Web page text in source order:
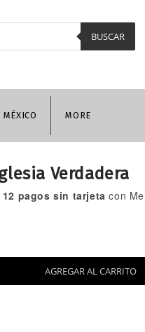
BUSCAR
MÉXICO MORE
Verdadera
12 pagos sin tarjeta con
AGREGAR AL CARRITO